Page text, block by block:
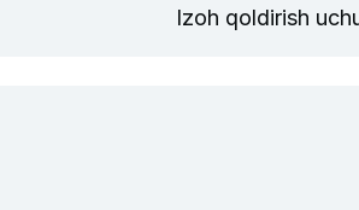
Izoh qoldirish